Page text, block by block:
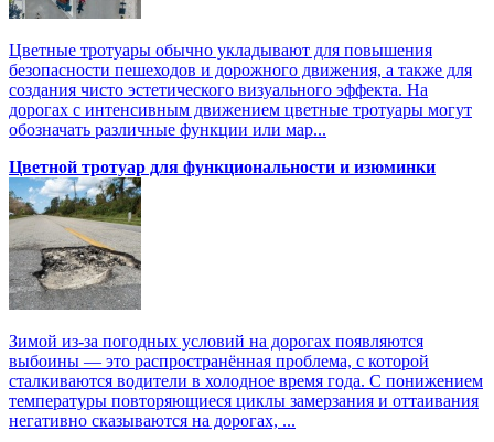
Цветные тротуары обычно укладывают для повышения
безопасности пешеходов и дорожного движения, а также для
создания чисто эстетического визуального эффекта. На
дорогах с интенсивным движением цветные тротуары могут
обозначать различные функции или мар...
Цветной тротуар для функциональности и изюминки
Зимой из-за погодных условий на дорогах появляются
выбоины — это распространённая проблема, с которой
сталкиваются водители в холодное время года. С понижением
температуры повторяющиеся циклы замерзания и оттаивания
негативно сказываются на дорогах, ...